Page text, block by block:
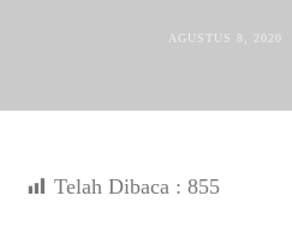
AGUSTUS 8, 2020
Telah Dibaca : 855